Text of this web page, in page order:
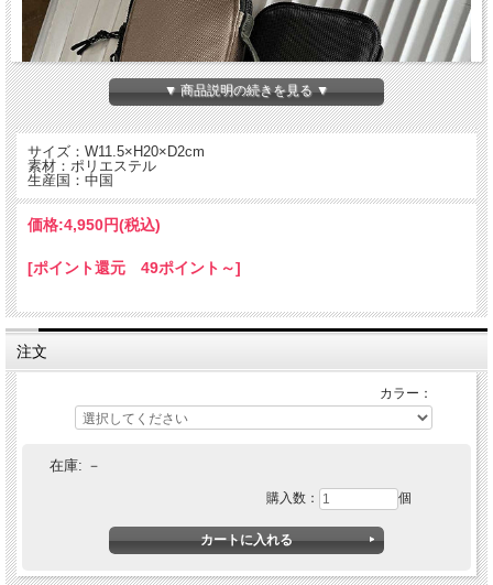
あえて硬い芯は入れずカジュアルに仕上げた旅行などに便利なオーガナイザー。
太番手のポリエステル素材のアウターに細番手のナイロンのインナーのコンビネー
ポケット、ペンホルダーと機能充実。
オリジナルの織柄テープがついた握りやすいハンドルが付属。
背側についたD型管はキーホルダーとして使用したりカラビナなどを引っ掛けて使
▼ 商品説明の続きを見る ▼
サイズ：W11.5×H20×D2cm
素材：ポリエステル
生産国：中国
価格:4,950円(税込)
[ポイント還元 49ポイント～]
注文
カラー：
在庫: －
購入数： 個